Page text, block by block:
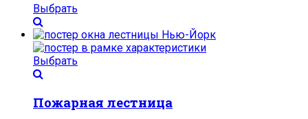
Выбрать
Выбрать
Пожарная лестница